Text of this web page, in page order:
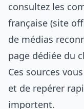
consultez les
française (site
de médias
page dédiée du
Ces sources
et de repérer
importent.